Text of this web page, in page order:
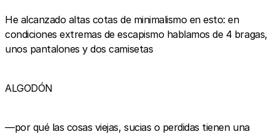
He alcanzado altas cotas de minimalismo en esto: en
condiciones extremas de escapismo hablamos de 4 bragas,
unos pantalones y dos camisetas
ALGODÓN
—por qué las cosas viejas, sucias o perdidas tienen una